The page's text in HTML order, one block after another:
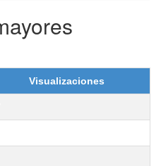
Visualizaciones